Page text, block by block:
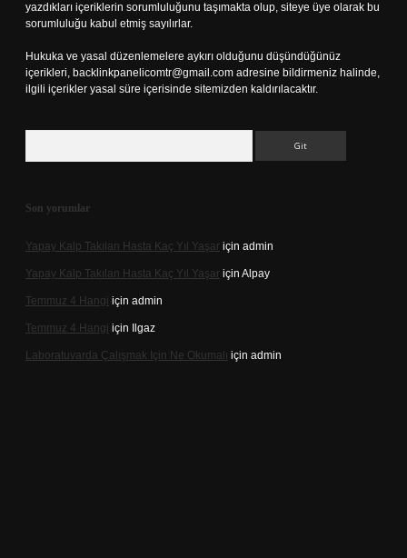
yazdıkları içeriklerin sorumluluğunu taşımakta olup, siteye üye olarak bu
sorumluluğu kabul etmiş sayılırlar.
Hukuka ve yasal düzenlemelere aykırı olduğunu düşündüğünüz
içerikleri, backlinkpanelicomtr@gmail.com adresine bildirmeniz halinde,
ilgili içerikler yasal süre içerisinde sitemizden kaldırılacaktır.
Son yorumlar
Yapay Kalp Takılan Hasta Kaç Yıl Yaşar için admin
Yapay Kalp Takılan Hasta Kaç Yıl Yaşar için Alpay
Temmuz 4 Hangi için admin
Temmuz 4 Hangi için Ilgaz
Laboratuvarda Çalışmak Için Ne Okumalı için admin